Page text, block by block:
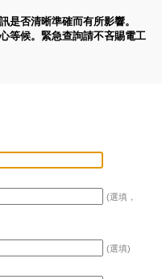
是否清晰準確而有所影響。
等候。緊急查詢請不吝賜電工
(選填，
(選填)